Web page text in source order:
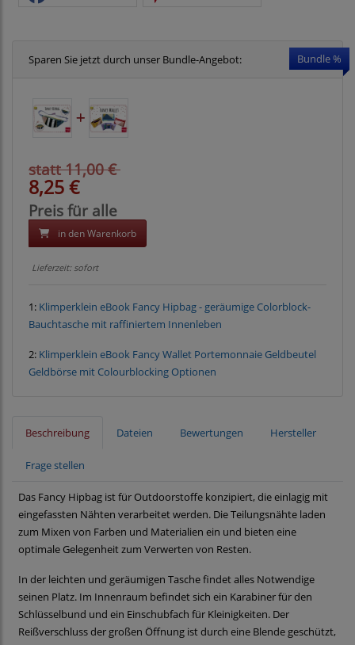
Sparen Sie jetzt durch unser Bundle-Angebot: Bundle %
statt 11,00 €
8,25 €
Preis für alle
in den Warenkorb
Lieferzeit: sofort
1: Klimperklein eBook Fancy Hipbag - geräumige Colorblock-
Bauchtasche mit raffiniertem Innenleben
2: Klimperklein eBook Fancy Wallet Portemonnaie Geldbeutel
Geldbörse mit Colourblocking Optionen
Beschreibung Dateien Bewertungen Hersteller
Frage stellen
Das Fancy Hipbag ist für Outdoorstoffe konzipiert, die einlagig mit
eingefassten Nähten verarbeitet werden. Die Teilungsnähte laden
zum Mixen von Farben und Materialien ein und bieten eine
optimale Gelegenheit zum Verwerten von Resten.
In der leichten und geräumigen Tasche findet alles Notwendige
seinen Platz. Im Innenraum befindet sich ein Karabiner für den
Schlüsselbund und ein Einschubfach für Kleinigkeiten. Der
Reißverschluss der großen Öffnung ist durch eine Blende geschützt,